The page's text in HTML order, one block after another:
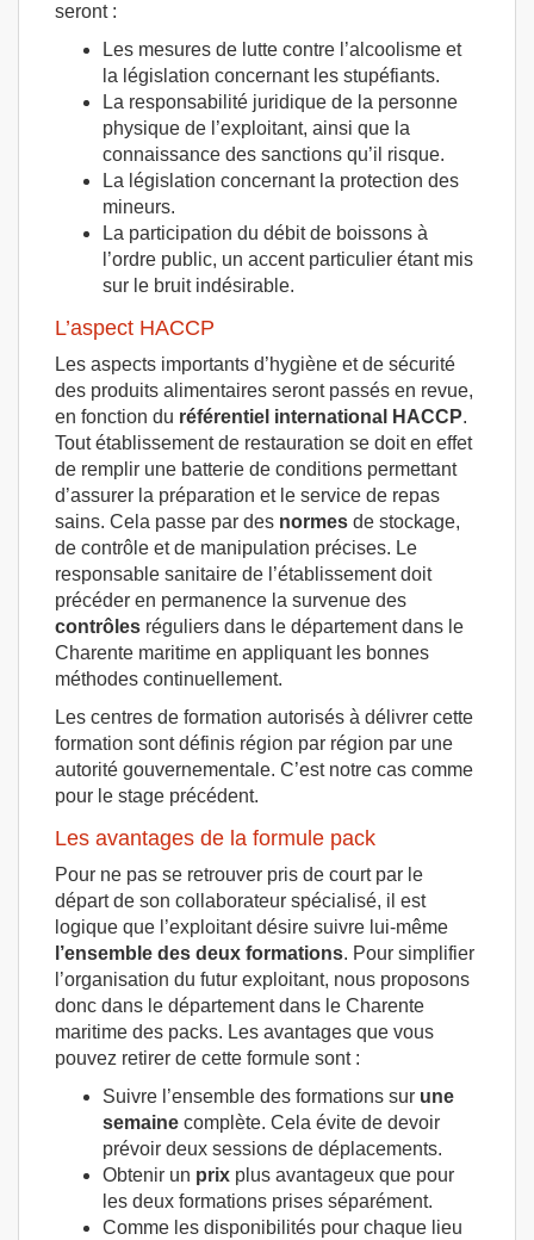
seront :
Les mesures de lutte contre l’alcoolisme et
la législation concernant les stupéfiants.
La responsabilité juridique de la personne
physique de l’exploitant, ainsi que la
connaissance des sanctions qu’il risque.
La législation concernant la protection des
mineurs.
La participation du débit de boissons à
l’ordre public, un accent particulier étant mis
sur le bruit indésirable.
L’aspect HACCP
Les aspects importants d’hygiène et de sécurité
des produits alimentaires seront passés en revue,
en fonction du référentiel international HACCP.
Tout établissement de restauration se doit en effet
de remplir une batterie de conditions permettant
d’assurer la préparation et le service de repas
sains. Cela passe par des normes de stockage,
de contrôle et de manipulation précises. Le
responsable sanitaire de l’établissement doit
précéder en permanence la survenue des
contrôles réguliers dans le département dans le
Charente maritime en appliquant les bonnes
méthodes continuellement.
Les centres de formation autorisés à délivrer cette
formation sont définis région par région par une
autorité gouvernementale. C’est notre cas comme
pour le stage précédent.
Les avantages de la formule pack
Pour ne pas se retrouver pris de court par le
départ de son collaborateur spécialisé, il est
logique que l’exploitant désire suivre lui-même
l’ensemble des deux formations. Pour simplifier
l’organisation du futur exploitant, nous proposons
donc dans le département dans le Charente
maritime des packs. Les avantages que vous
pouvez retirer de cette formule sont :
Suivre l’ensemble des formations sur une
semaine complète. Cela évite de devoir
prévoir deux sessions de déplacements.
Obtenir un prix plus avantageux que pour
les deux formations prises séparément.
Comme les disponibilités pour chaque lieu